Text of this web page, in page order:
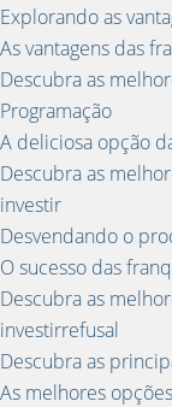
Explorando as
As vantagens das
Descubra as
Programação
A deliciosa opção
Descubra as
investir
Desvendando o
O sucesso das
Descubra as
investirrefusal
Descubra as
As melhores